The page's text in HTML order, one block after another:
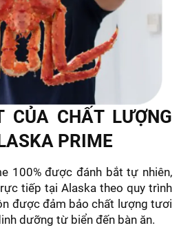
CỦA CHẤT LƯỢNG
PRIME
100% được đánh bắt tự nhiên,
tiếp tại Alaska theo quy trình
được đảm bảo chất lượng tươi
dưỡng từ biển đến bàn ăn.